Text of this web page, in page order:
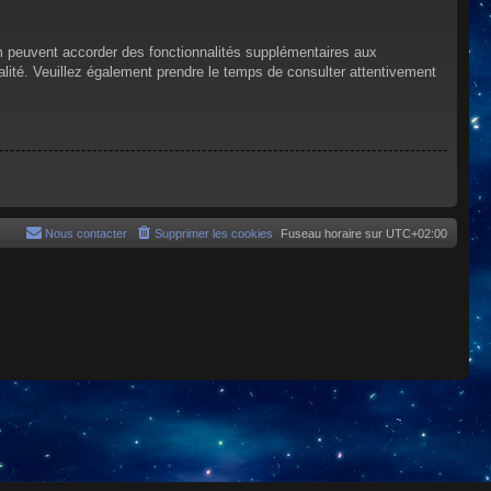
accorder des fonctionnalités supplémentaires aux
Veuillez également prendre le temps de consulter attentivement
Fuseau horaire sur UTC+02:00
Supprimer les cookies
Nous contacter